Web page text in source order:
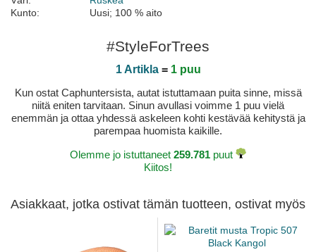
Kunto:
Uusi; 100 % aito
#StyleForTrees
1 Artikla= 1 puu
Kun ostat Caphuntersista, autat istuttamaan puita sinne, missä
niitä eniten tarvitaan. Sinun avullasi voimme 1 puu vielä
enemmän ja ottaa yhdessä askeleen kohti kestävää kehitystä ja
parempaa huomista kaikille.
Olemme jo istuttaneet 259.781 puut
Kiitos!
Asiakkaat, jotka ostivat tämän tuotteen, ostivat myös